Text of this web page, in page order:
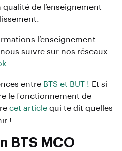
de l’enseignement
l’enseignement
suivre sur nos réseaux
entre BTS et BUT ! Et si
le fonctionnement de
cet article qui te dit quelles
!
BTS MCO